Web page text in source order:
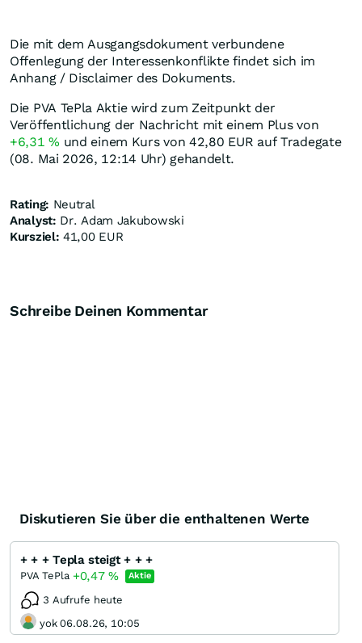
Die mit dem Ausgangsdokument verbundene
Offenlegung der Interessenkonflikte findet sich im
Anhang / Disclaimer des Dokuments.
Die PVA TePla Aktie wird zum Zeitpunkt der
Veröffentlichung der Nachricht mit einem Plus von
+6,31% und einem Kurs von 42,80 EUR auf Tradegate
(08. Mai 2026, 12:14 Uhr) gehandelt.
Rating: Neutral
Analyst: Dr. Adam Jakubowski
Kursziel: 41,00 EUR
Schreibe Deinen Kommentar
Diskutieren Sie über die enthaltenen Werte
+ + + Tepla steigt + + +
PVA TePla +0,47% Aktie
3 Aufrufe heute
yok 06.08.26, 10:05